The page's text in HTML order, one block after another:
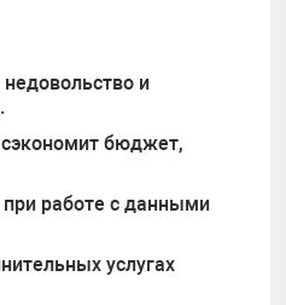
и
сэкономит бюджет,
при работе с данными
услугах